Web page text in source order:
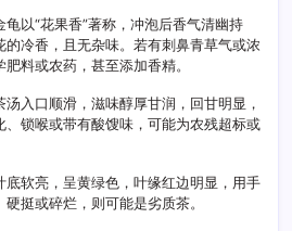
以“花果香”著称，冲泡后香气清幽持
的冷香，且无杂味。若有刺鼻青草气或浓
料或农药，甚至添加香精。
入口顺滑，滋味醇厚甘润，回甘明显，
、锁喉或带有酸馊味，可能为农残超标或
底软亮，呈黄绿色，叶缘红边明显，用手
挺或碎烂，则可能是劣质茶。